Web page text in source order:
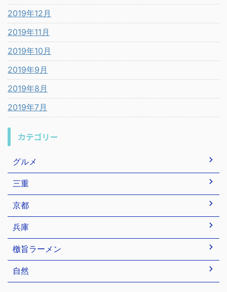
2019年12月
2019年11月
2019年10月
2019年9月
2019年8月
2019年7月
カテゴリー
グルメ
三重
京都
兵庫
檄旨ラーメン
自然